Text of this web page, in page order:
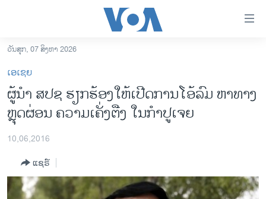
ເຂົ້າ
ຫາ
ຂ້າມ
ຂ້າມ
ຂ້າມ
ໄປ
ຫາ
ລາວ
ອາເມຣິກາ
ການເລືອກຕັ້ງ ປະທານາທີບໍດີ ສະຫະລັດ 2024
ຂ່າວ​ຈີນ
ໂລກ
ເອເຊຍ
ວັນສຸກ, 07 ສິງຫາ 2026
ເອເຊຍ
ຜູ້ນຳ ສປຊ ຮຽກຮ້ອງໃຫ້ເປີດການໂອ້ລົມ ຫາທາງ
ຫຼຸດຜ່ອນ ຄວາມເຄັ່ງຕືງ ໃນກຳປູເຈຍ
10,06,2016
ແຊຣ໌